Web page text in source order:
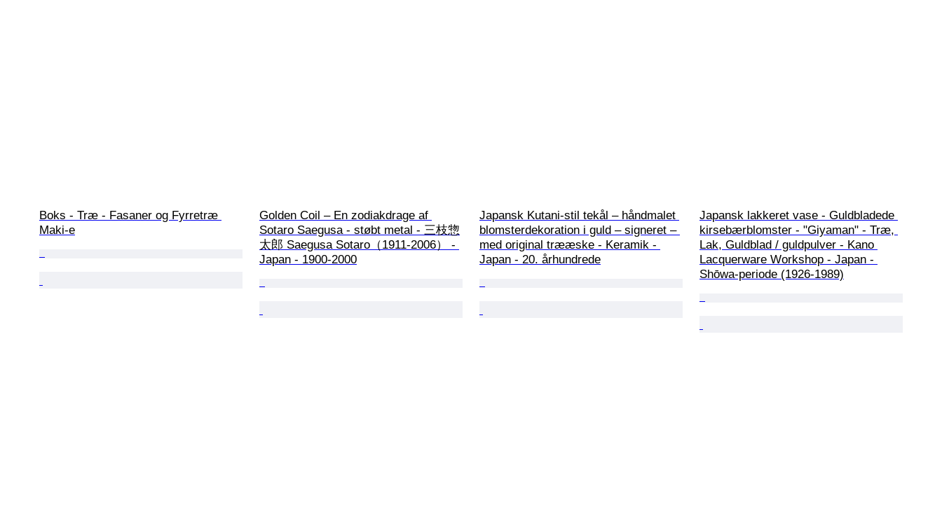
Boks - Træ - Fasaner og Fyrretræ
Maki-e
Golden Coil – En zodiakdrage af
Sotaro Saegusa - støbt metal - 三枝惣
太郎 Saegusa Sotaro（1911-2006） -
Japan - 1900-2000
Japansk Kutani-stil tekål – håndmalet
blomsterdekoration i guld – signeret –
med original trææske - Keramik -
Japan - 20. århundrede
Japansk lakkeret vase - Guldbladede
kirsebærblomster - "Giyaman" - Træ,
Lak, Guldblad / guldpulver - Kano
Lacquerware Workshop - Japan -
Shōwa-periode (1926-1989)